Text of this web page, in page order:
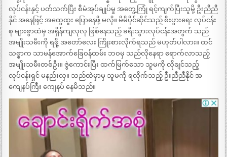
လုပ်ငန်းနှင့် ပတ်သက်ပြီး စီမံအုပ်ချုပ်မှု အတွေ့ကြုံ ရင့်ကျက်ပြီးသူမို့ ဦးညီညီ
နိုင် အနေဖြင့် အထွေထူး ပြောနေဖို့ မလို။ မိမိပိုင်ဆိုင်သည့် စီးပွားရေး လုပ်ငန်း
စု များစွာထဲမှ အရှိန်ကျလုလု ဖြစ်နေသည့် ခရီးသွားလုပ်ငန်းအတွက် သည်
အမျိုးသမီးကို ရဖို့ အတော်လေး ကြိုးစားလိုက်ရသည် မဟုတ်ပါလား။ ထင်
သစ္စာက သာမန်အောက်ခြေဝန်ထမ်း ဘဝမှ သည်လိုနေရာ ရောက်လာသည့်
အမျိုးသမီးတစ်ဦး။ ဇွဲကောင်းပြီး ထက်မြက်သော သူမကို လိုချင်သည့်
လုပ်ငန်းရှင် မနည်းလှ။ သည်ထဲမှာမှ သူမကို ရလိုက်သည့် ဦးညီညီနိုင် အ
ကျေနပ်ကြီး ကျေနပ် နေမိသည်။